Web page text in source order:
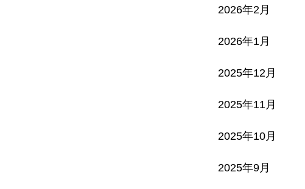
2026年2月
2026年1月
2025年12月
2025年11月
2025年10月
2025年9月